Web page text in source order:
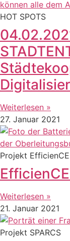
HOT SPOTS
Weiterlesen »
27. Januar 2021
Projekt EfficienCE
Weiterlesen »
21. Januar 2021
Projekt SPARCS